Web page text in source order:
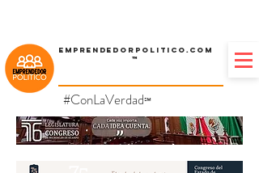
Emprendedorpolitico.com
™
#ConLaVerdad℠